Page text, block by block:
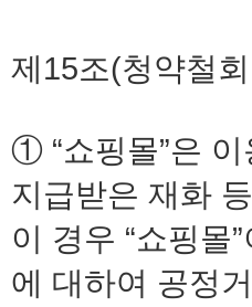
제15조(청약철
① “쇼핑몰”은
지급받은 재화
이 경우 “쇼핑몰
에 대하여 공정